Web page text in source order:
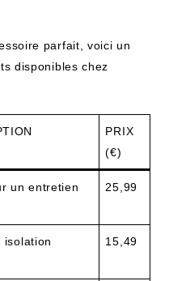
parfait, voici un
disponibles chez
PRIX
(€)
un entretien
25,99
isolation
15,49